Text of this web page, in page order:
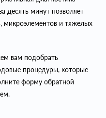
десять минут позволяет
микроэлементов и тяжелых
вам подобрать
процедуры, которые
форму обратной